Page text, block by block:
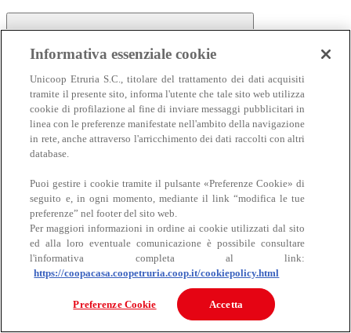
Carne
Carne
Bovino
Informativa essenziale cookie
Unicoop Etruria S.C., titolare del trattamento dei dati acquisiti
tramite il presente sito, informa l'utente che tale sito web utilizza
cookie di profilazione al fine di inviare messaggi pubblicitari in
linea con le preferenze manifestate nell'ambito della navigazione
in rete, anche attraverso l'arricchimento dei dati raccolti con altri
database.
Puoi gestire i cookie tramite il pulsante «Preferenze Cookie» di
seguito e, in ogni momento, mediante il link “modifica le tue
preferenze” nel footer del sito web.
Per maggiori informazioni in ordine ai cookie utilizzati dal sito
ed alla loro eventuale comunicazione è possibile consultare
l'informativa completa al link:
https://coopacasa.coopetruria.coop.it/cookiepolicy.html
Preferenze Cookie Accetta